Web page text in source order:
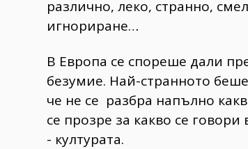
различно, леко, странно,
игнориране…
В Европа се спореше дали
безумие. Най-странното
че не се разбра напълно
се прозре за какво се
- културата.